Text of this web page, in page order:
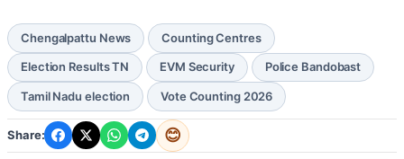
Chengalpattu News Counting Centres
Election Results TN EVM Security Police Bandobast
Tamil Nadu election Vote Counting 2026
Share: 😊